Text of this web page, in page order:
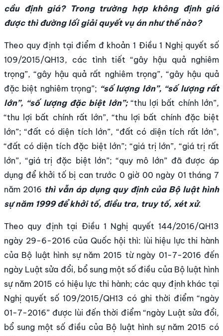
cầu định giá? Trong trường hợp không định giá
được thì đường lối giải quyết vụ án như thế nào?
Theo quy định tại điểm đ khoản 1 Điều 1 Nghị quyết số
109/2015/QH13, các tình tiết “gây hậu quả nghiêm
trọng”, “gây hậu quả rất nghiêm trọng”, “gây hậu quả
đặc biệt nghiêm trọng”; “số lượng lớn”, “số lượng rất
lớn”, “số lượng đặc biệt lớn”;“thu lợi bất chính lớn”,
“thu lợi bất chính rất lớn”, “thu lợi bất chính đặc biệt
lớn”; “đất có diện tích lớn”, “đất có diện tích rất lớn”,
“đất có diện tích đặc biệt lớn”; “giá trị lớn”, “giá trị rất
lớn”, “giá trị đặc biệt lớn”; “quy mô lớn” đã được áp
dụng để khởi tố bị can trước 0 giờ 00 ngày 01 tháng 7
năm 2016 thì vẫn áp dụng quy định của Bộ luật hình
sự năm 1999 để khởi tố, điều tra, truy tố, xét xử.
Theo quy định tại Điều 1 Nghị quyết 144/2016/QH13
ngày 29-6-2016 của Quốc hội thì: lùi hiệu lực thi hành
của Bộ luật hình sự năm 2015 từ ngày 01-7-2016 đến
ngày Luật sửa đổi, bổ sung một số điều của Bộ luật hình
sự năm 2015 có hiệu lực thi hành; các quy định khác tại
Nghị quyết số 109/2015/QH13 có ghi thời điểm “ngày
01-7-2016” được lùi đến thời điểm “ngày Luật sửa đổi,
bổ sung một số điều của Bộ luật hình sự năm 2015 có